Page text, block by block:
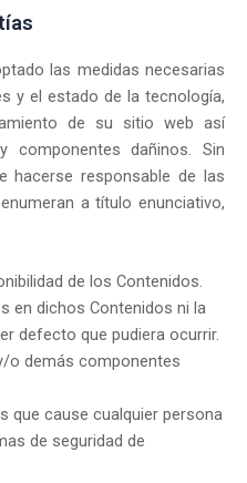
las medidas necesarias
y el estado de la tecnología,
de su sitio web así
dañinos. Sin
hacerse responsable de las
a título enunciativo,
de los Contenidos.
en dichos Contenidos ni la
defecto que pudiera ocurrir.
o demás componentes
que cause cualquier persona
de seguridad de